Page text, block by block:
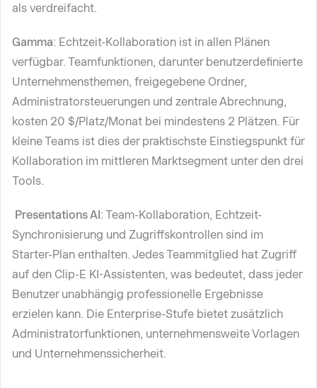
als verdreifacht.
Gamma: Echtzeit-Kollaboration ist in allen Plänen
verfügbar. Teamfunktionen, darunter benutzerdefinierte
Unternehmensthemen, freigegebene Ordner,
Administratorsteuerungen und zentrale Abrechnung,
kosten 20 $/Platz/Monat bei mindestens 2 Plätzen. Für
kleine Teams ist dies der praktischste Einstiegspunkt für
Kollaboration im mittleren Marktsegment unter den drei
Tools.
Presentations AI: Team-Kollaboration, Echtzeit-
Synchronisierung und Zugriffskontrollen sind im
Starter-Plan enthalten. Jedes Teammitglied hat Zugriff
auf den Clip-E KI-Assistenten, was bedeutet, dass jeder
Benutzer unabhängig professionelle Ergebnisse
erzielen kann. Die Enterprise-Stufe bietet zusätzlich
Administratorfunktionen, unternehmensweite Vorlagen
und Unternehmenssicherheit.